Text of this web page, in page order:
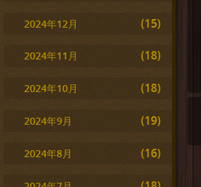
2024年12月 (15)
2024年11月 (18)
2024年10月 (18)
2024年9月 (19)
2024年8月 (16)